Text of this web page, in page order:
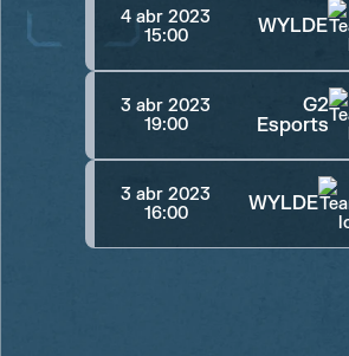
4 abr 2023
15:00
WYLDE
3 abr 2023
19:00
G2
Esports
3 abr 2023
16:00
WYLDE